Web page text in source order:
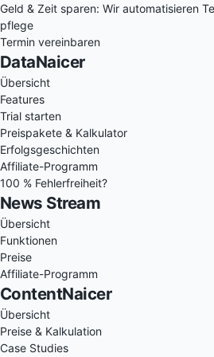
Geld & Zeit sparen: Wir auto­matisieren
pflege
Termin vereinbaren
DataNaicer
Übersicht
Features
Trial starten
Preispakete & Kalkulator
Erfolgsgeschichten
Affiliate-Programm
100 % Fehlerfreiheit?
News Stream
Übersicht
Funktionen
Preise
Affiliate-Programm
ContentNaicer
Übersicht
Preise & Kalkulation
Case Studies